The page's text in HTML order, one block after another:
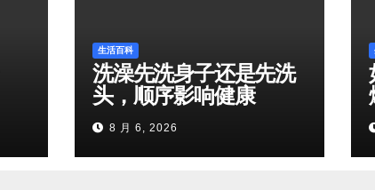
生活百科
洗澡先洗身子还是先洗
头，顺序影响健康
8 月 6, 2026